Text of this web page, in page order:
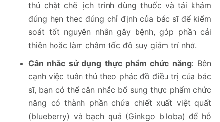
thủ chặt chẽ lịch trình dùng thuốc và tái khám
đúng hẹn theo đúng chỉ định của bác sĩ để kiểm
soát tốt nguyên nhân gây bệnh, góp phần cải
thiện hoặc làm chậm tốc độ suy giảm trí nhớ.
Cân nhắc sử dụng thực phẩm chức năng: Bên
cạnh việc tuân thủ theo phác đồ điều trị của bác
sĩ, bạn có thể cân nhắc bổ sung thực phẩm chức
năng có thành phần chứa chiết xuất việt quất
(blueberry) và bạch quả (Ginkgo biloba) để hỗ